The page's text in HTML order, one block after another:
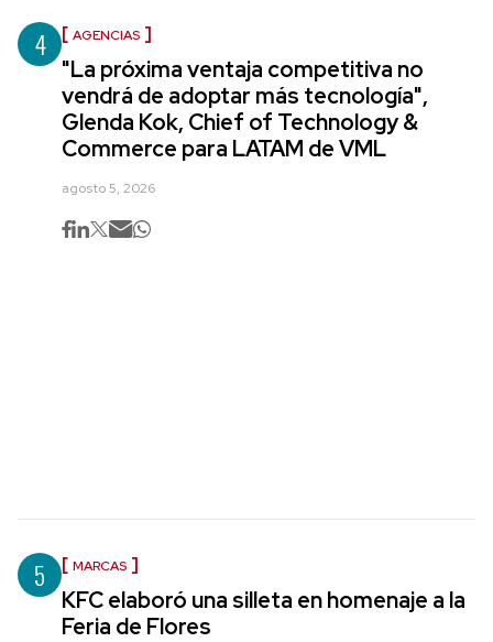
4 AGENCIAS
"La próxima ventaja competitiva no
vendrá de adoptar más tecnología",
Glenda Kok, Chief of Technology &
Commerce para LATAM de VML
agosto 5, 2026
5 MARCAS
KFC elaboró una silleta en homenaje a la
Feria de Flores